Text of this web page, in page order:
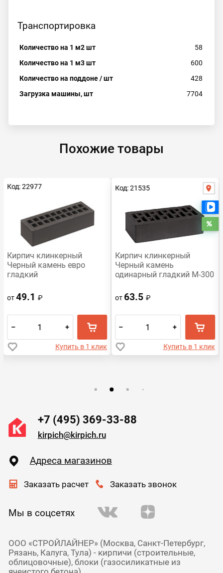
Транспортировка
Количество на 1 м2 шт
58
Количество на 1 м3 шт
600
Количество на поддоне / шт
428
Загрузка машины, шт
7704
Похожие товары
Код: 22977
Кирпич клинкерный
Черный камень евро
гладкий
от49.1₽
– +
Купить в 1 клик
Код: 21535
Кирпич клинкерный
Черный камень
одинарный гладкий М-300
от 63.5₽
– +
Купить в 1 клик
+7 (495) 369-33-88
kirpich@kirpich.ru
Адреса магазинов
Заказать расчет Заказать звонок
Мы в соцсетях
ООО «СТРОЙЛАЙНЕР» (Москва, Санкт-Петербург,
Рязань, Калуга, Тула) - кирпичи (строительные,
облицовочные), блоки (газосиликатные из